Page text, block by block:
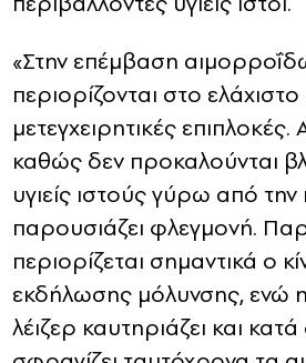
«Στην επέμβαση
περιορίζονται στο ελάχιστο
μετεγχειρητικές
καθώς δεν προκαλούνται
υγιείς ιστούς γύρω από
παρουσιάζει φλεγμονή.
περιορίζεται σημαντικά ο
εκδήλωσης μόλυνσης, ενώ
λέιζερ καυτηριάζει και